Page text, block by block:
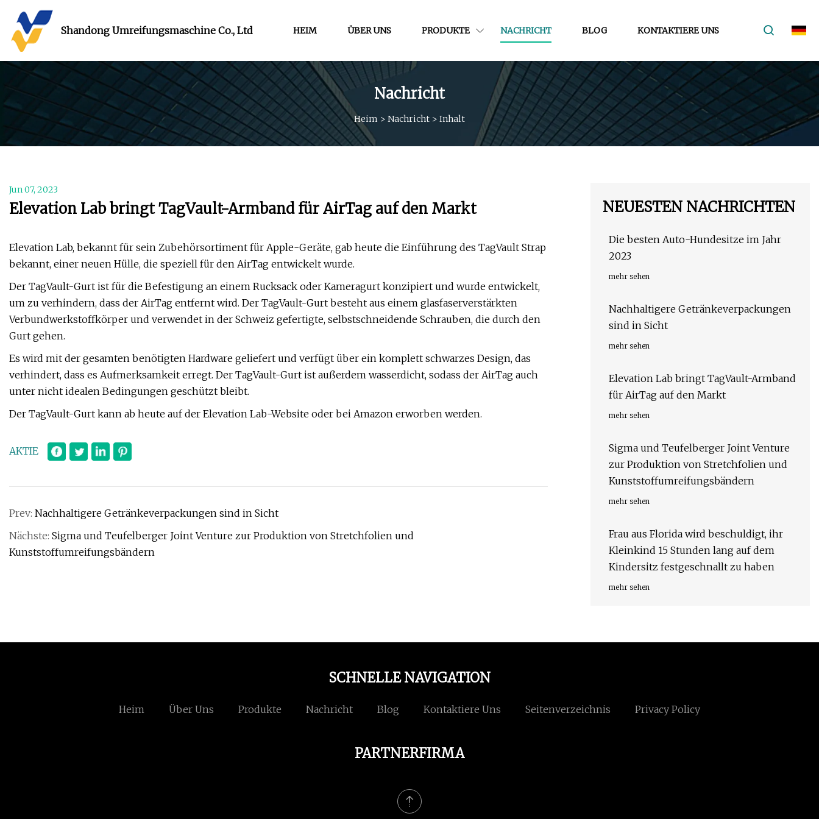
Shandong Umreifungsmaschine Co., Ltd HEIM ÜBER UNS PRODUKTE NACHRICHT BLOG KONTAKTIERE UNS
Nachricht
Heim > Nachricht > Inhalt
Jun 07, 2023
Elevation Lab bringt TagVault-Armband für AirTag auf den Markt
Elevation Lab, bekannt für sein Zubehörsortiment für Apple-Geräte, gab heute die Einführung des TagVault Strap
bekannt, einer neuen Hülle, die speziell für den AirTag entwickelt wurde.
Der TagVault-Gurt ist für die Befestigung an einem Rucksack oder Kameragurt konzipiert und wurde entwickelt,
um zu verhindern, dass der AirTag entfernt wird. Der TagVault-Gurt besteht aus einem glasfaserverstärkten
Verbundwerkstoffkörper und verwendet in der Schweiz gefertigte, selbstschneidende Schrauben, die durch den
Gurt gehen.
Es wird mit der gesamten benötigten Hardware geliefert und verfügt über ein komplett schwarzes Design, das
verhindert, dass es Aufmerksamkeit erregt. Der TagVault-Gurt ist außerdem wasserdicht, sodass der AirTag auch
unter nicht idealen Bedingungen geschützt bleibt.
Der TagVault-Gurt kann ab heute auf der Elevation Lab-Website oder bei Amazon erworben werden.
AKTIE
Prev: Nachhaltigere Getränkeverpackungen sind in Sicht
Nächste: Sigma und Teufelberger Joint Venture zur Produktion von Stretchfolien und
Kunststoffumreifungsbändern
NEUESTEN NACHRICHTEN
Die besten Auto-Hundesitze im Jahr
2023
mehr sehen
Nachhaltigere Getränkeverpackungen
sind in Sicht
mehr sehen
Elevation Lab bringt TagVault-Armband
für AirTag auf den Markt
mehr sehen
Sigma und Teufelberger Joint Venture
zur Produktion von Stretchfolien und
Kunststoffumreifungsbändern
mehr sehen
Frau aus Florida wird beschuldigt, ihr
Kleinkind 15 Stunden lang auf dem
Kindersitz festgeschnallt zu haben
mehr sehen
SCHNELLE NAVIGATION
Heim Über Uns Produkte Nachricht Blog Kontaktiere Uns Seitenverzeichnis Privacy Policy
PARTNERFIRMA